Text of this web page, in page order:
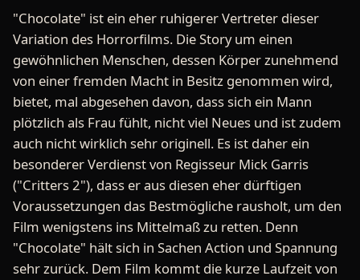
"Chocolate" ist ein eher ruhigerer Vertreter dieser
Variation des Horrorfilms. Die Story um einen
gewöhnlichen Menschen, dessen Körper zunehmend
von einer fremden Macht in Besitz genommen wird,
bietet, mal abgesehen davon, dass sich ein Mann
plötzlich als Frau fühlt, nicht viel Neues und ist zudem
auch nicht wirklich sehr originell. Es ist daher ein
besonderer Verdienst von Regisseur Mick Garris
("Critters 2"), dass er aus diesen eher dürftigen
Voraussetzungen das Bestmögliche rausholt, um den
Film wenigstens ins Mittelmaß zu retten. Denn
"Chocolate" hält sich in Sachen Action und Spannung
sehr zurück. Dem Film kommt die kurze Laufzeit von